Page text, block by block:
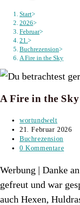
Start>
2026>
Februar>
21. >
Buchrezension>
A Fire in the Sky
A Fire in the Sky
Beitrags-
Autor:
wortundwelt
Beitrag
veröffentlicht:
21. Februar 2026
Beitrags-
Kategorie:
Buchrezension
Beitrags-
0 Kommentare
Werbung | Danke
gefreut und war
auch Hexen,